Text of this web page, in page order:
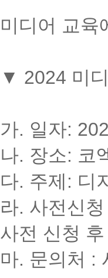
미디어 교육
▼ 2024 미
가. 일자:
나. 장소: 코
다. 주제: 디
라. 사전신
사전 신청
마. 문의처 :